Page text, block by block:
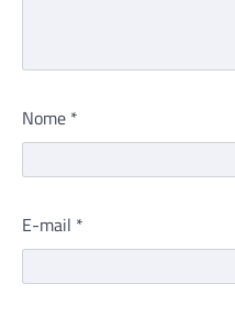
Nome *
E-mail *